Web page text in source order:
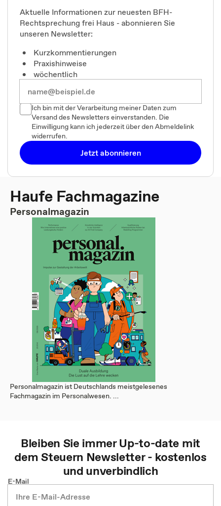
Aktuelle Informationen zur neuesten BFH-
Rechtsprechung frei Haus - abonnieren Sie
unseren Newsletter:
Kurzkommentierungen
Praxishinweise
wöchentlich
Ich bin mit der Verarbeitung meiner Daten zum
Versand des Newsletters einverstanden. Die
Einwilligung kann ich jederzeit über den Abmeldelink
widerrufen.
Jetzt abonnieren
Haufe Fachmagazine
Personalmagazin
Personalmagazin ist Deutschlands meistgelesenes
Fachmagazin im Personalwesen. ...
Bleiben Sie immer Up-to-date mit
demSteuern Newsletter - kostenlos
und unverbindlich
E-Mail